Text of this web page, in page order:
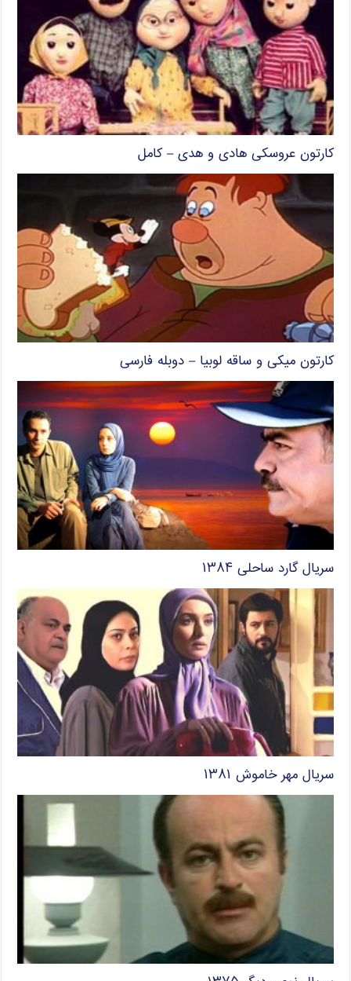
کارتون عروسکی هادی و هدی – کامل
کارتون میکی و ساقه لوبیا – دوبله فارسی
سریال گارد ساحلی ۱۳۸۴
سریال مهر خاموش ۱۳۸۱